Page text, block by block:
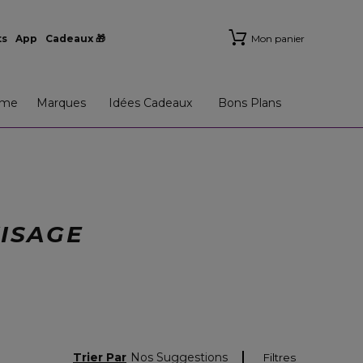
App Cadeaux 🎁 Mon panier
Marques Idées Cadeaux Bons Plans
Filtres
Trier Par Nos Suggestions